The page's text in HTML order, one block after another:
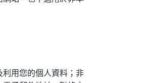
用您的個人資料；非